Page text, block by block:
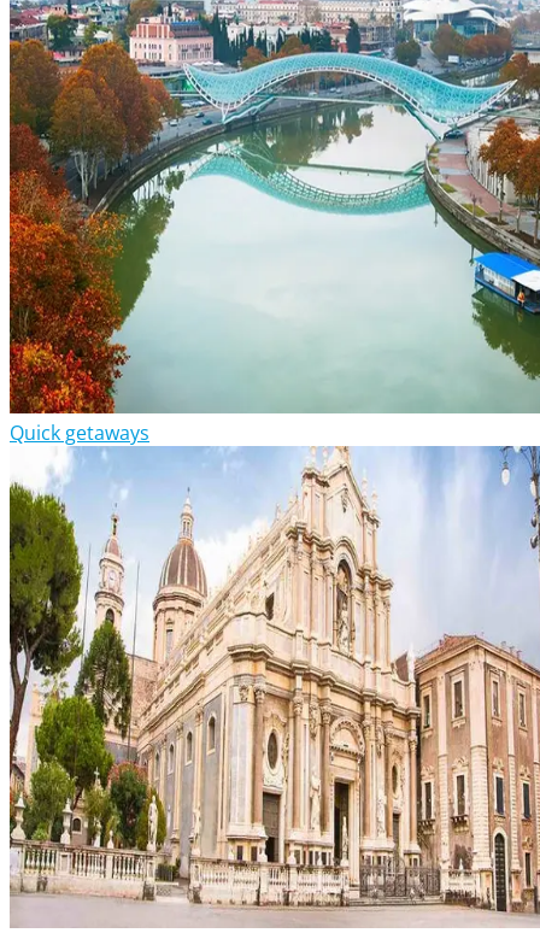
Quick getaways